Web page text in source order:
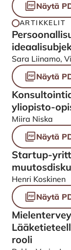
Näytä
ARTIKKELIT
Sara Liinamo,
Näytä
yliopisto-
Miira Niska
Näytä
Startup-
Henri Koskinen
Näytä
rooli